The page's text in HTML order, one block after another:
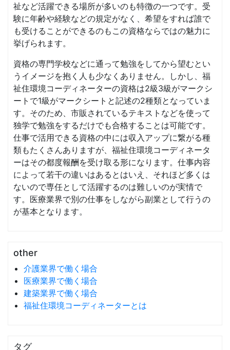
祉など活躍できる場所が多いのも特徴の一つです。受
験に年齢や経験などの規定がなく、希望をすれば誰で
も受けることができるのもこの資格ならではの魅力に
挙げられます。
資格の専門学校などに通って勉強をしてから望むとい
うイメージを抱く人も少なくありません。しかし、福
祉住環境コーディネーターの資格は2級3級がマークシ
ートで1級がマークシートと記述の2種類となっていま
す。そのため、市販されているテキストなどを使って
独学で勉強をするだけでも合格することは可能です。
仕事で活用できる資格の中には収入アップに繋がる種
類もたくさんありますが、福祉住環境コーディネータ
ーはその都度報酬を受け取る形になります。仕事内容
によって若干の違いはあるとはいえ、それほど多くは
ないので専任として活躍するのは難しいのが実情で
す。医療業界で別の仕事をしながら副業として行うの
が基本となります。
other
介護業界で働く場合
医療業界で働く場合
建築業界で働く場合
福祉住環境コーディネーターとは
タグ